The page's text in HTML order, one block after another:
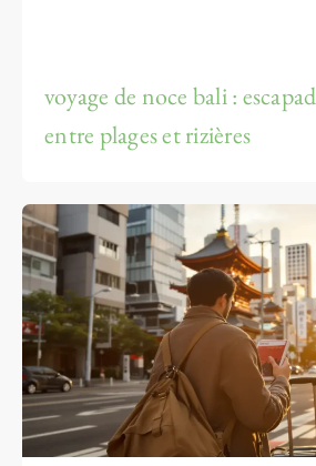
voyage de noce bali :
entre plages et rizières